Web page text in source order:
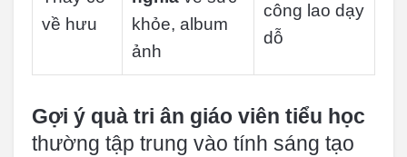
về hưu
khỏe, album
ảnh
công lao dạy
dỗ
Gợi ý quà tri ân giáo viên tiểu học
thường tập trung vào tính sáng tạo